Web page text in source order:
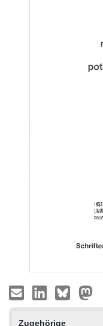
Zugehörige